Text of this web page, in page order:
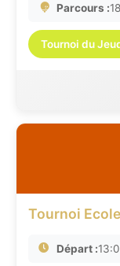
Parcours :
Tournoi du
Tournoi
Départ :